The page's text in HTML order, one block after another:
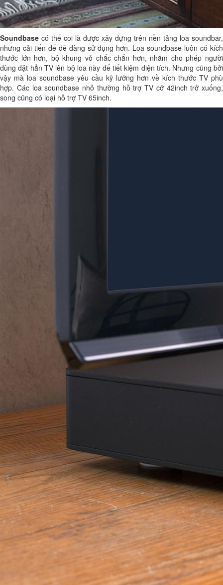
Soundbase có thể coi là được xây dựng trên nền tảng loa soundbar,
nhưng cải tiến để dễ dàng sử dụng hơn. Loa soundbase luôn có kích
thước lớn hơn, bộ khung vỏ chắc chắn hơn, nhằm cho phép người
dùng đặt hẳn TV lên bộ loa này để tiết kiệm diện tích. Nhưng cũng bởi
vậy mà loa soundbase yêu cầu kỹ lưỡng hơn về kích thước TV phù
hợp. Các loa soundbase nhỏ thường hỗ trợ TV cỡ 42inch trở xuống,
song cũng có loại hỗ trợ TV 65inch.